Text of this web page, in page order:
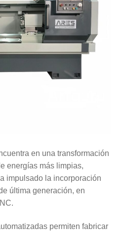
en una transformación
energías más limpias,
impulsado la incorporación
última generación, en
permiten fabricar